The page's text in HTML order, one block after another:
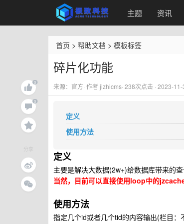
主题 资讯
首页 > 帮助文档 > 模板标签
碎片化功能
来源：官方· 作者 jizhicms· 238次点击 · 2023-11-
定义
使用方法
定义
主要是解决大数据(2w+)给数据库带来的
当然，目前可以直接使用loop中的
使用方法
指定几个id或者几个tid的内容输出(栏目：